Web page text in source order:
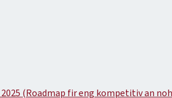
(Roadmap fir eng kompetitiv an